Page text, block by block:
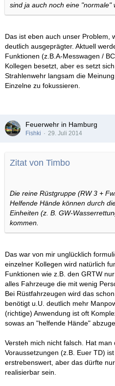
sind ja auch noch eine "normale"
Das ist eben auch unser Problem,
deutlich ausgeprägter. Aktuell
Funktionen (z.B.A-Messwagen /
Kollegen besetzt, aber es setzt
Strahlenwehr langsam die
Einzelne zu fokussieren.
Feuerwehr in Hamburg
Fishki 29. Juli 2014
Zitat von Timbo
Die reine Rüstgruppe (RW 3 +
Helfende Hände können durch
Einheiten (z. B. GW-
kommen.
Das war von mir unglücklich
einzelner Kollegen wird natürlich
Funktionen wie z.B. den GRTW
alles Fahrzeuge die mit wenig
Bei Rüstfahrzeugen wird das
benötigt u.U. deutlich mehr
(richtige) Anwendung ist oft
sowas an "helfende Hände"
Versteh mich nicht falsch. Hat man
Voraussetzungen (z.B. Euer TD)
erstrebenswert, aber das dürfte
realisierbar sein.